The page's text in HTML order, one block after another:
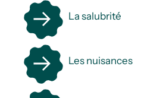
La salubrité
Les nuisances